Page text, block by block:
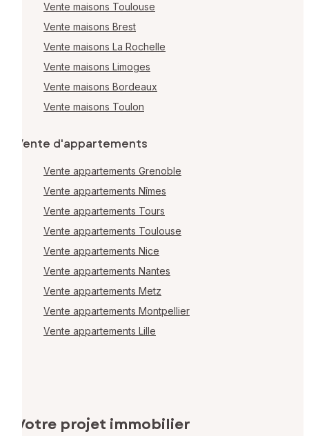
Vente maisons Toulouse
Vente maisons Brest
Vente maisons La Rochelle
Vente maisons Limoges
Vente maisons Bordeaux
Vente maisons Toulon
Vente d'appartements
Vente appartements Grenoble
Vente appartements Nîmes
Vente appartements Tours
Vente appartements Toulouse
Vente appartements Nice
Vente appartements Nantes
Vente appartements Metz
Vente appartements Montpellier
Vente appartements Lille
Votre projet immobilier